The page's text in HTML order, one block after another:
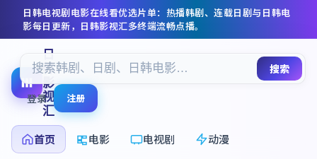
日韩电视剧电影在线看优选片单：热播韩剧、连载日剧与日韩电
影每日更新， 日韩影视汇多终端流畅点播。
日
韩
影
视
汇
首页
电影 电视剧 动漫
搜索
登录 注册